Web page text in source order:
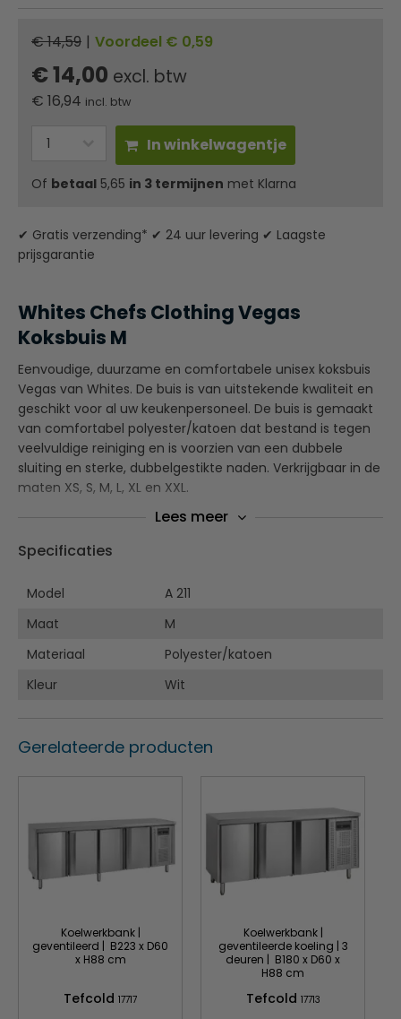
€ 14,59 | Voordeel € 0,59
€ 14,00 excl. btw
€ 16,94 incl. btw
In winkelwagentje
Of betaal 5,65 in 3 termijnen met Klarna
✔ Gratis verzending* ✔ 24 uur levering ✔ Laagste
prijsgarantie
Whites Chefs Clothing Vegas
Koksbuis M
Eenvoudige, duurzame en comfortabele unisex koksbuis
Vegas van Whites. De buis is van uitstekende kwaliteit en
geschikt voor al uw keukenpersoneel. De buis is gemaakt
van comfortabel polyester/katoen dat bestand is tegen
veelvuldige reiniging en is voorzien van een dubbele
sluiting en sterke, dubbelgestikte naden. Verkrijgbaar in de
maten XS, S, M, L, XL en XXL.
RVS drukknopen
Geschikt voor chemisch reinigen
Thermometerzakje op linkermouw
Lees meer
Specificaties
Model
A 211
Maat
M
Materiaal
Polyester/katoen
Kleur
Wit
Gerelateerde producten
Koelwerkbank |
geventileerd | B223 x D60
x H88 cm
Tefcold 17717
Koelwerkbank |
geventileerde koeling | 3
deuren | B180 x D60 x
H88 cm
Tefcold 17713